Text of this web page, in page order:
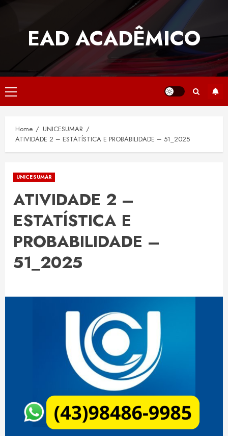
EAD ACADÊMICO
Primary
Menu
Home
UNICESUMAR
ATIVIDADE 2 – ESTATÍSTICA E PROBABILIDADE – 51_2025
UNICESUMAR
ATIVIDADE 2 –
ESTATÍSTICA E
PROBABILIDADE –
51_2025